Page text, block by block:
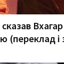
(переклад і